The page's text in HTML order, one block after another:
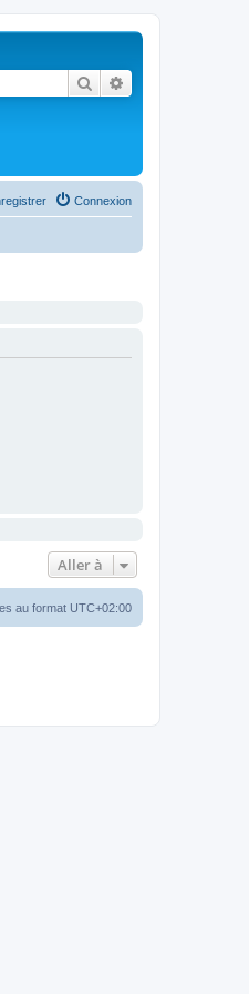
Rechercher
Connexion
Aller à
au format UTC+02:00